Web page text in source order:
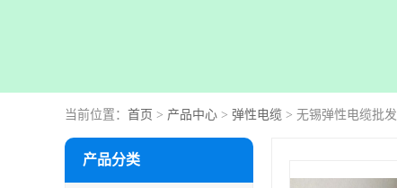
当前位置： 首页 > 产品中心 > 弹性电缆 > 无锡弹性电缆批发
产品分类